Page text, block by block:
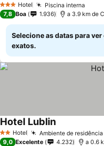
3 EstrelasHotel Piscina interna
7,8 Boa 1.936 a 3.9 km de
Selecione as datas para
exatos.
2 Estrelas
Hotel Ambiente de
Hotel LublinVer preços
9,0 Excelente 4.232 a 0.6